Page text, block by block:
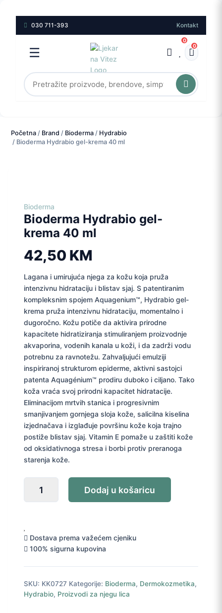
030 711-393 Kontakt
☰
0
0
Početna/ Brand / Bioderma/ Hydrabio
/ Bioderma Hydrabio gel-krema 40 ml
Bioderma
Bioderma Hydrabio gel-
krema 40 ml
42,50 KM
Lagana i umirujuća njega za kožu koja pruža
intenzivnu hidrataciju i blistav sjaj. S patentiranim
kompleksnim spojem Aquagenium™, Hydrabio gel-
krema pruža intenzivnu hidrataciju, momentalno i
dugoročno. Kožu potiče da aktivira prirodne
kapacitete hidratiziranja stimuliranjem proizvodnje
akvaporina, vodenih kanala u koži, i da zadrži vodu
potrebnu za ravnotežu. Zahvaljujući emulziji
inspiriranoj strukturom epiderme, aktivni sastojci
patenta Aquagénium™ prodiru duboko i ciljano. Tako
koža vraća svoj prirodni kapacitet hidratacije.
Eliminacijom mrtvih stanica i progresivnim
smanjivanjem gornjega sloja kože, salicilna kiselina
izjednačava i izglađuje površinu kože koja trajno
postiže blistav sjaj. Vitamin E pomaže u zaštiti kože
od oksidativnoga stresa i borbi protiv preranoga
starenja kože.
Hydrabio
gel-
ml
količina
Dodaj u košaricu
Dostava prema važećem cjeniku
100% sigurna kupovina
SKU: KK0727 Kategorije: Bioderma, Dermokozmetika,
Hydrabio, Proizvodi za njegu lica